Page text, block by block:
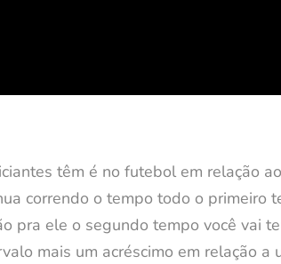
têm é no futebol em relação
correndo o tempo todo o primeiro
pra ele o segundo tempo você vai
mais um acréscimo em relação